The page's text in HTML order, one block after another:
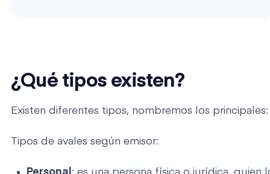
¿Qué tipos existen?
Existen diferentes tipos, nombremos los principales:
Tipos de avales según emisor: